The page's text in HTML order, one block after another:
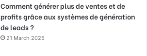
Comment générer plus de ventes et de
profits grâce aux systèmes de génération
de leads ?
21 March 2025